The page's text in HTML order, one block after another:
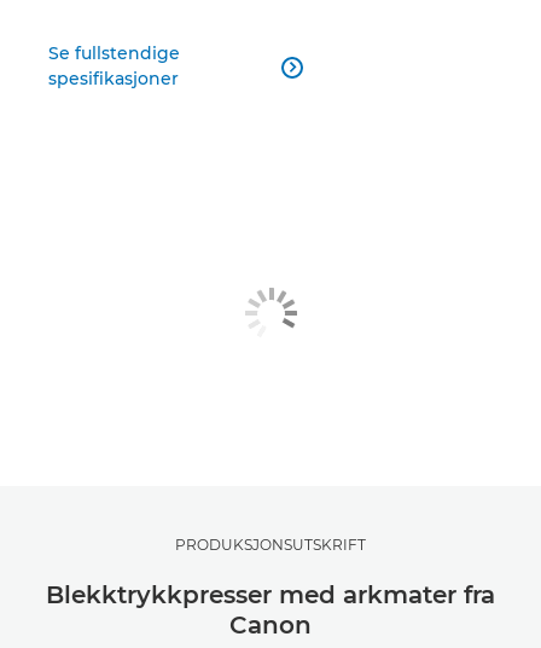
Se fullstendige
spesifikasjoner

PRODUKSJONSUTSKRIFT
Blekktrykkpresser med arkmater fra
Canon